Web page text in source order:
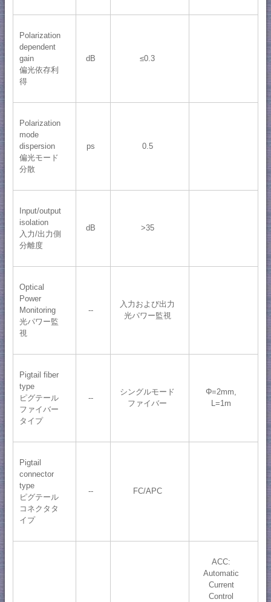
Polarization
dependent
gain
偏光依存利
得
dB ≤0.3
Polarization
mode
dispersion
偏光モード
分散
ps 0.5
Input/output
isolation
入力/出力側
分離度
dB >35
Optical
Power
Monitoring
光パワー監
視
--
入力および出力
光パワー監視
Pigtail fiber
type
ピグテール
ファイバー
タイプ
--
シングルモード
ファイバー
Φ=2mm,
L=1m
Pigtail
connector
type
ピグテール
コネクタタ
イプ
-- FC/APC
ACC:
Automatic
Current
Control